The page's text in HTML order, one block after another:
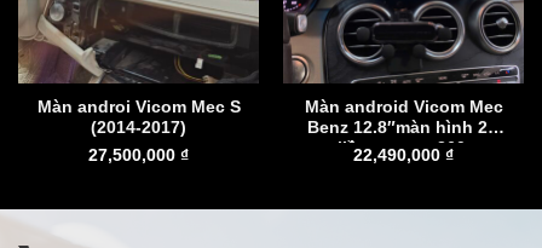
Màn androi Vicom Mec S
(2014-2017)
27,500,000 ₫
Màn android Vicom Mec
Benz 12.8″màn hình 2K
liền camera 360.
22,490,000 ₫